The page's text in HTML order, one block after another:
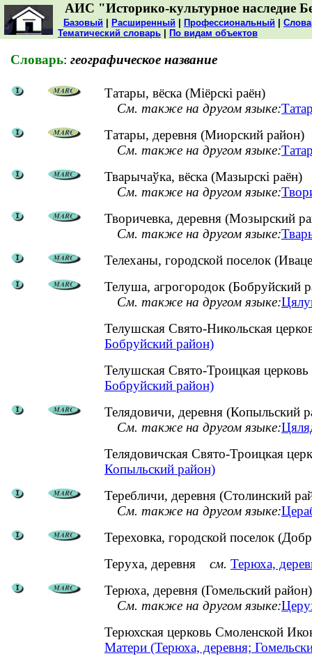
АИС "Историко-культурное наследие
Базовый Расширенный Профессиональный
Тематический словарь
По видам объектов
Словарь: географическое название
Татары, вёска (Міёрскі раён)
См. также на другом языке:
Татары, деревня (Миорский район)
См. также на другом языке:
Тварычаўка, вёска (Мазырскі раён)
См. также на другом языке:
Творичевка, деревня (Мозырский
См. также на другом языке:
Телеханы, городской поселок
Телуша, агрогородок (Бобруйский
См. также на другом языке:
Телушская Свято-Никольская
Бобруйский район)
Телушская Свято-Троицкая
Бобруйский район)
Телядовичи, деревня (Копыльский
См. также на другом языке:
Телядовичская Свято-Троицкая
Копыльский район)
Теребличи, деревня (Столинский
См. также на другом языке:
Тереховка, городской поселок
Теруха, деревня см. Терюха,
Терюха, деревня (Гомельский район)
См. также на другом языке:
Терюхская церковь Смоленской
Матери (Терюха, деревня;